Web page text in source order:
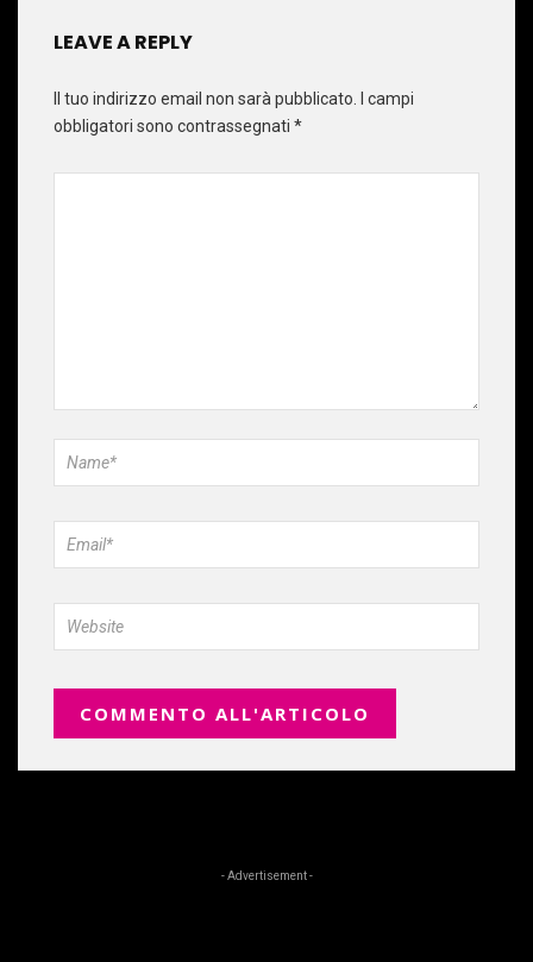
LEAVE A REPLY
Il tuo indirizzo email non sarà pubblicato. I campi
obbligatori sono contrassegnati *
- Advertisement -